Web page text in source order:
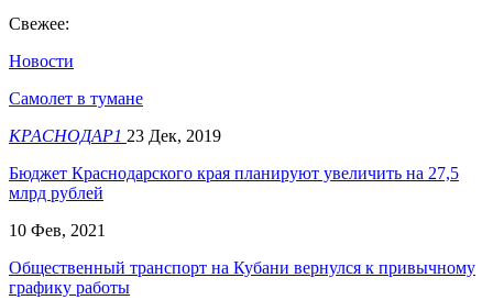
Свежее:
Новости
Самолет в тумане
КРАСНОДАР1 23 Дек, 2019
Бюджет Краснодарского края планируют увеличить на 27,5
млрд рублей
10 Фев, 2021
Общественный транспорт на Кубани вернулся к привычному
графику работы